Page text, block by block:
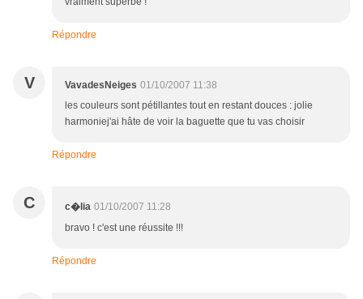
Répondre
V VavadesNeiges 01/10/2007 11:38
les couleurs sont pétillantes tout en restant douces : jolie
harmoniej'ai hâte de voir la baguette que tu vas choisir
Répondre
C c�lia 01/10/2007 11:28
bravo ! c'est une réussite !!!
Répondre